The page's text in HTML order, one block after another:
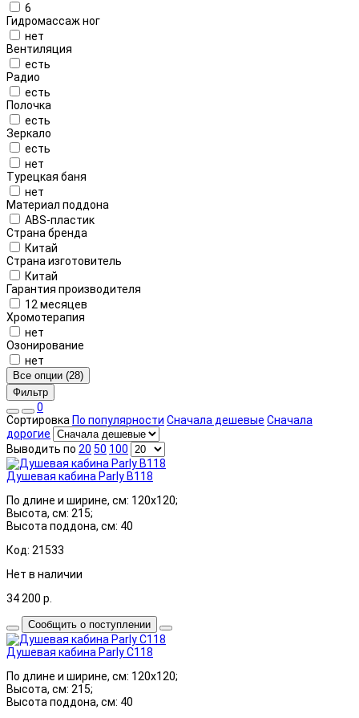
6
Гидромассаж ног
нет
Вентиляция
есть
Радио
есть
Полочка
есть
Зеркало
есть
нет
Турецкая баня
нет
Материал поддона
ABS-пластик
Страна бренда
Китай
Страна изготовитель
Китай
Гарантия производителя
12 месяцев
Хромотерапия
нет
Озонирование
нет
Все опции (28)
Фильтр
0
Сортировка По популярности Сначала дешевые Сначала
дорогие
Выводить по 20 50 100
Душевая кабина Parly B118
По длине и ширине, см: 120x120;
Высота, см: 215;
Высота поддона, см: 40
Код: 21533
Нет в наличии
34 200 р.
Сообщить о поступлении
Душевая кабина Parly C118
По длине и ширине, см: 120x120;
Высота, см: 215;
Высота поддона, см: 40